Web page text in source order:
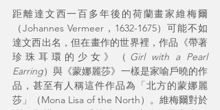
距離達文西一百多年後的荷蘭畫家維梅爾
（Johannes Vermeer，1632-1675）可能不如
達文西出名，但在畫作的世界裡，作品《帶著
珍珠耳環的少女》（ Girl with a Pearl
Earring）與《蒙娜麗莎》一樣是家喻戶曉的作
品，甚至有人稱這件作品為「北方的蒙娜麗
莎」（Mona Lisa of the North）。維梅爾對於